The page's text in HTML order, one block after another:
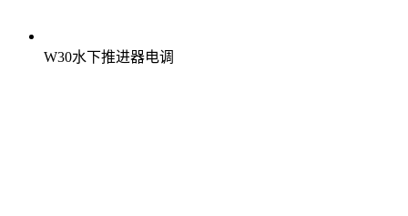
W30水下推进器电调